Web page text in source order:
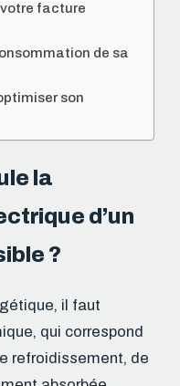
facture
de sa
son
la
d’un
?
il faut
qui correspond
refroidissement, de